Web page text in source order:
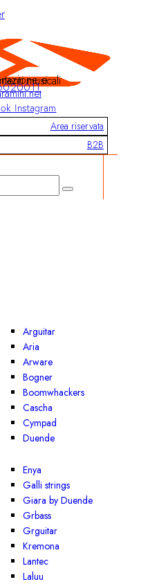
di strumenti musicali
Instagram
Area riservata
B2B
Arguitar
Aria
Arware
Bogner
Boomwhackers
Cascha
Cympad
Duende
Enya
Galli strings
Giara by Duende
Grbass
Grguitar
Kremona
Lantec
Laluu